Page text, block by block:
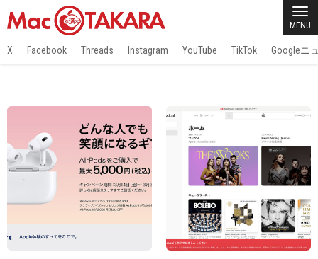
MENU
X Facebook Threads Instagram YouTube TikTok Googleニ